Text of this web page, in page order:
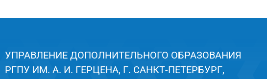
УПРАВЛЕНИЕ ДОПОЛНИТЕЛЬНОГО ОБРАЗОВАНИЯ
РГПУ ИМ. А. И. ГЕРЦЕНА, Г. САНКТ-ПЕТЕРБУРГ,